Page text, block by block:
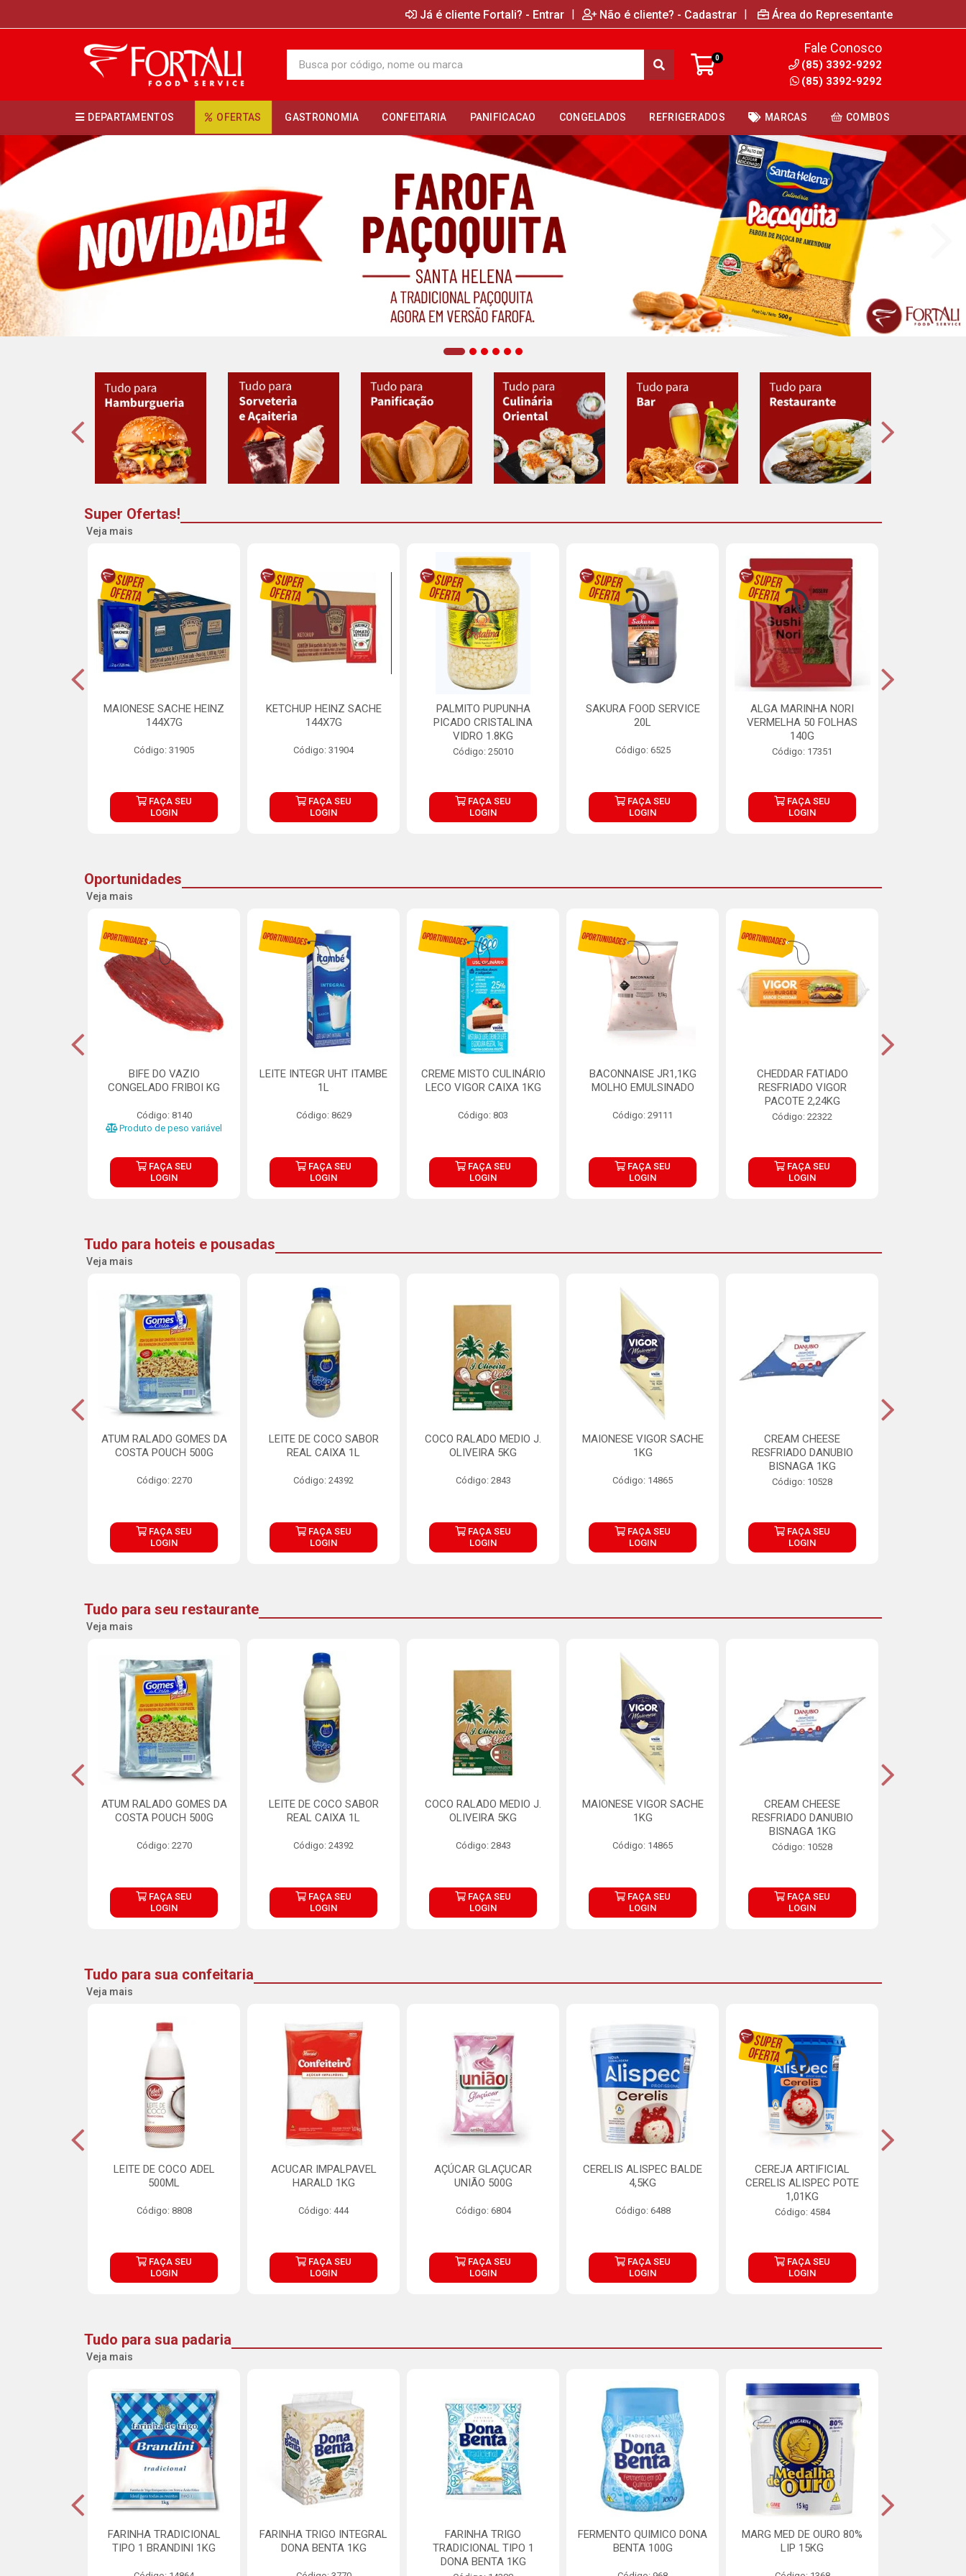
Já é cliente Fortali? - Entrar | Não é cliente? - Cadastrar | Área do Representante
0
Fale Conosco
(85) 3392-9292
(85) 3392-9292
DEPARTAMENTOS OFERTAS GASTRONOMIA CONFEITARIA PANIFICACAO CONGELADOS REFRIGERADOS MARCAS COMBOS
Super Ofertas!
Veja mais
MAIONESE SACHE HEINZ
144X7G
Código: 31905
FAÇA SEU
LOGIN
KETCHUP HEINZ SACHE
144X7G
Código: 31904
FAÇA SEU
LOGIN
PALMITO PUPUNHA
PICADO CRISTALINA
VIDRO 1.8KG
Código: 25010
FAÇA SEU
LOGIN
SAKURA FOOD SERVICE
20L
Código: 6525
FAÇA SEU
LOGIN
ALGA MARINHA NORI
VERMELHA 50 FOLHAS
140G
Código: 17351
FAÇA SEU
LOGIN
Oportunidades
Veja mais
BIFE DO VAZIO
CONGELADO FRIBOI KG
Código: 8140
Produto de peso variável
FAÇA SEU
LOGIN
LEITE INTEGR UHT ITAMBE
1L
Código: 8629
FAÇA SEU
LOGIN
CREME MISTO CULINÁRIO
LECO VIGOR CAIXA 1KG
Código: 803
FAÇA SEU
LOGIN
BACONNAISE JR1,1KG
MOLHO EMULSINADO
Código: 29111
FAÇA SEU
LOGIN
CHEDDAR FATIADO
RESFRIADO VIGOR
PACOTE 2,24KG
Código: 22322
FAÇA SEU
LOGIN
Tudo para hoteis e pousadas
Veja mais
ATUM RALADO GOMES DA
COSTA POUCH 500G
Código: 2270
FAÇA SEU
LOGIN
LEITE DE COCO SABOR
REAL CAIXA 1L
Código: 24392
FAÇA SEU
LOGIN
COCO RALADO MEDIO J.
OLIVEIRA 5KG
Código: 2843
FAÇA SEU
LOGIN
MAIONESE VIGOR SACHE
1KG
Código: 14865
FAÇA SEU
LOGIN
CREAM CHEESE
RESFRIADO DANUBIO
BISNAGA 1KG
Código: 10528
FAÇA SEU
LOGIN
Tudo para seu restaurante
Veja mais
ATUM RALADO GOMES DA
COSTA POUCH 500G
Código: 2270
FAÇA SEU
LOGIN
LEITE DE COCO SABOR
REAL CAIXA 1L
Código: 24392
FAÇA SEU
LOGIN
COCO RALADO MEDIO J.
OLIVEIRA 5KG
Código: 2843
FAÇA SEU
LOGIN
MAIONESE VIGOR SACHE
1KG
Código: 14865
FAÇA SEU
LOGIN
CREAM CHEESE
RESFRIADO DANUBIO
BISNAGA 1KG
Código: 10528
FAÇA SEU
LOGIN
Tudo para sua confeitaria
Veja mais
LEITE DE COCO ADEL
500ML
Código: 8808
FAÇA SEU
LOGIN
ACUCAR IMPALPAVEL
HARALD 1KG
Código: 444
FAÇA SEU
LOGIN
AÇÚCAR GLAÇUCAR
UNIÃO 500G
Código: 6804
FAÇA SEU
LOGIN
CERELIS ALISPEC BALDE
4,5KG
Código: 6488
FAÇA SEU
LOGIN
CEREJA ARTIFICIAL
CERELIS ALISPEC POTE
1,01KG
Código: 4584
FAÇA SEU
LOGIN
Tudo para sua padaria
Veja mais
FARINHA TRADICIONAL
TIPO 1 BRANDINI 1KG
FARINHA TRIGO INTEGRAL
DONA BENTA 1KG
FARINHA TRIGO
TRADICIONAL TIPO 1
DONA BENTA 1KG
FERMENTO QUIMICO DONA
BENTA 100G
MARG MED DE OURO 80%
LIP 15KG